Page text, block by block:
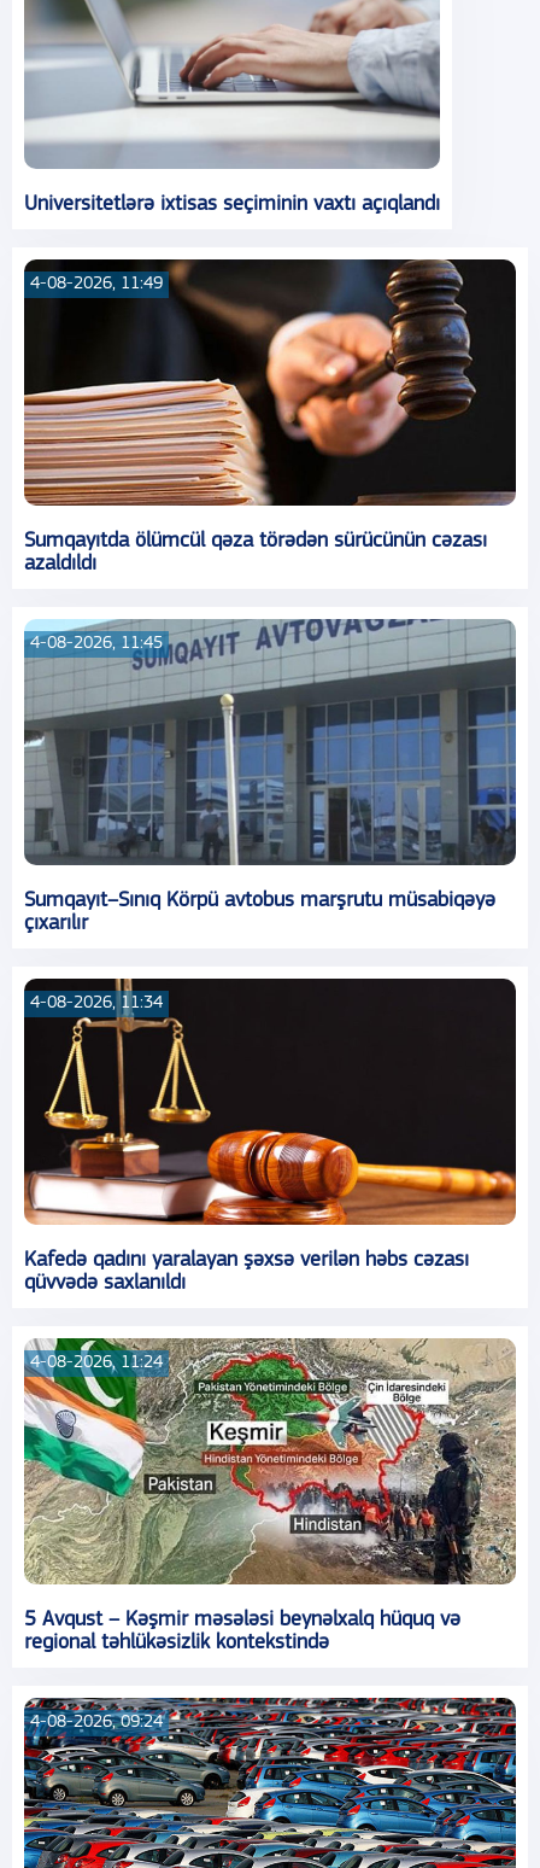
Universitetlərə ixtisas seçiminin vaxtı açıqlandı
4-08-2026, 11:49
Sumqayıtda ölümcül qəza törədən sürücünün cəzası
azaldıldı
4-08-2026, 11:45
Sumqayıt–Sınıq Körpü avtobus marşrutu müsabiqəyə
çıxarılır
4-08-2026, 11:34
Kafedə qadını yaralayan şəxsə verilən həbs cəzası
qüvvədə saxlanıldı
4-08-2026, 11:24
5 Avqust – Kəşmir məsələsi beynəlxalq hüquq və
regional təhlükəsizlik kontekstində
4-08-2026, 09:24